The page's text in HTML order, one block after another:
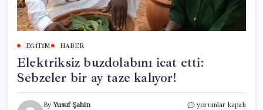
EĞITIM HABER
Elektriksiz buzdolabını icat etti:
Sebzeler bir ay taze kalıyor!
ByYusuf Şahin
Elektriksiz
yorumlar kapalı